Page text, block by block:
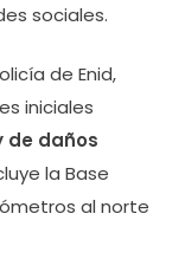
sociales.
de Enid,
iniciales
de daños
la Base
al norte